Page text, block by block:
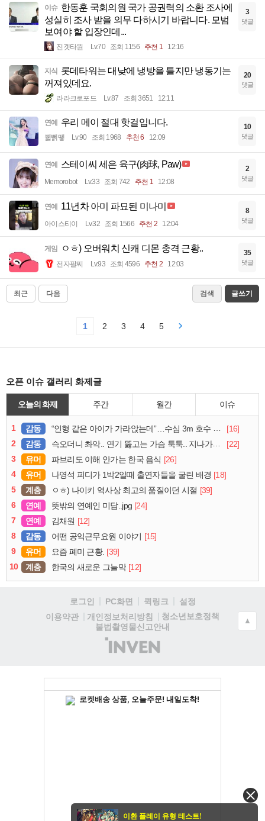
이슈 한동훈 국회의원 국가 공권력의 소환 조사에
성실히 조사 받을 의무 다하시기 바랍니다. 모범
보여야 할 입장인데...
진겟타원 Lv.70 조회 1156 추천 1 12:16
3
댓글
지식 롯데타워는 대낮에 냉방을 틀지만 냉동기는
꺼져있데요.
라라크로포드 Lv.87 조회 3651 12:11
20
댓글
연예 우리 메이 절대 핫걸입니다.
꿻뻵뗗 Lv.90 조회 1968 추천 6 12:09
10
댓글
연예 스테이씨 세은 육구(肉球, Paw)
Memorobot Lv.33 조회 742 추천 1 12:08
2
댓글
연예 11년차 아미 파묘된 미나미
아이스티이 Lv.32 조회 1566 추천 2 12:04
8
댓글
게임 ㅇㅎ) 오버워치 신캐 디몬 충격 근황..
전자팔찌 Lv.93 조회 4596 추천 2 12:03
35
댓글
최근 다음 검색 글쓰기
1 2 3 4 5
오픈 이슈 갤러리 화제글
오늘의 화제 주간 월간 이슈
1 감동 “인형 같은 아이가 가라앉는데”…수심 3m 호수 뛰어든 60대 의인
[16]
2
감동 슥오더니 촤악.. 연기 뚫고는 가슴 툭툭.. 지나가던 아재의 정체
[22]
3
유머 파브리도 이해 안가는 한국 음식 [26]
4
유머 나영석 피디가 1박2일때 출연자들을 굴린 배경 [18]
5
계층 ㅇㅎ) 나이키 역사상 최고의 품질이던 시절 [39]
6
연예 뜻밖의 연예인 미담..jpg [24]
7
연예 김채원 [12]
8
감동 어떤 공익근무요원 이야기 [15]
9
유머 요즘 폐미 근황. [39]
10
계층 한국의 새로운 그늘막 [12]
로그인 PC화면 퀵링크
설정
이용약관
개인정보처리방침
청소년보호정책
불법촬영물신고안내
(주)
인
▲
이환 플레이 유형 테스트!